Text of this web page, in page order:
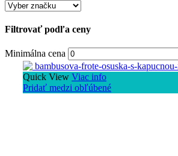
Filtrovať podľa ceny
Minimálna cena
Quick View Viac info
Pridať medzi obľúbené